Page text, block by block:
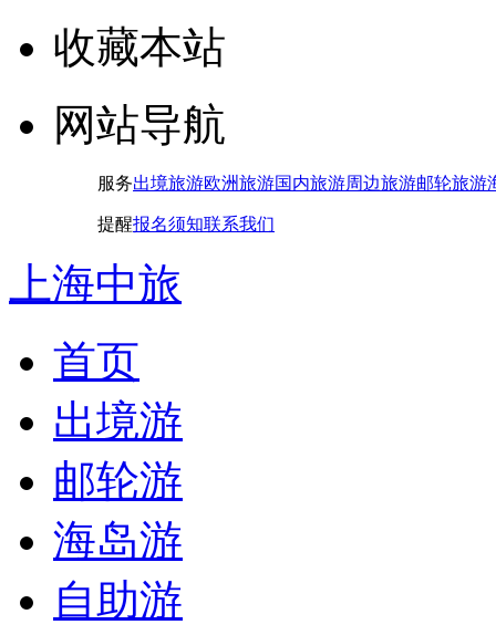
收藏本站
网站导航
服务出境旅游欧洲旅游国内旅游周边旅游邮轮旅游
提醒报名须知联系我们
上海中旅
首页
出境游
邮轮游
海岛游
自助游